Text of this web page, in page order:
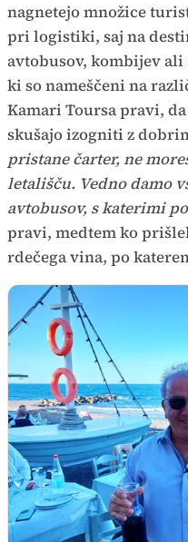
nagnetejo množice
pri logistiki, saj na
avtobusov, kombijev
ki so nameščeni na
Kamari Toursa pravi,
skušajo izogniti z
pristane čarter, ne
letališču. Vedno damo
avtobusov, s katerimi
pravi, medtem ko
rdečega vina, po